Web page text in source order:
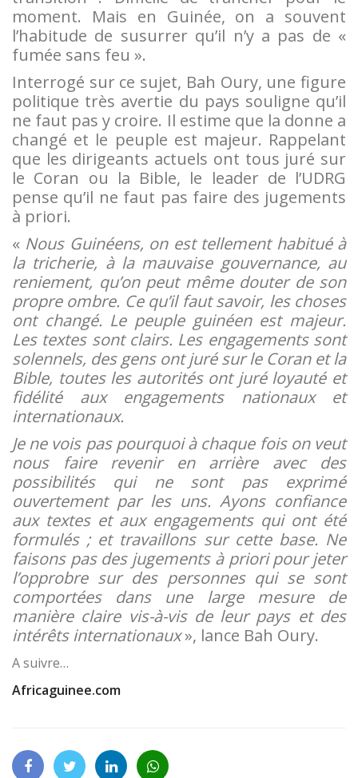
moment. Mais en Guinée, on a souvent
l’habitude de susurrer qu’il n’y a pas de «
fumée sans feu ».
Interrogé sur ce sujet, Bah Oury, une figure
politique très avertie du pays souligne qu’il
ne faut pas y croire. Il estime que la donne a
changé et le peuple est majeur. Rappelant
que les dirigeants actuels ont tous juré sur
le Coran ou la Bible, le leader de l’UDRG
pense qu’il ne faut pas faire des jugements
à priori.
« Nous Guinéens, on est tellement habitué à
la tricherie, à la mauvaise gouvernance, au
reniement, qu’on peut même douter de son
propre ombre. Ce qu’il faut savoir, les choses
ont changé. Le peuple guinéen est majeur.
Les textes sont clairs. Les engagements sont
solennels, des gens ont juré sur le Coran et la
Bible, toutes les autorités ont juré loyauté et
fidélité aux engagements nationaux et
internationaux.
Je ne vois pas pourquoi à chaque fois on veut
nous faire revenir en arrière avec des
possibilités qui ne sont pas exprimé
ouvertement par les uns. Ayons confiance
aux textes et aux engagements qui ont été
formulés ; et travaillons sur cette base. Ne
faisons pas des jugements à priori pour jeter
l’opprobre sur des personnes qui se sont
comportées dans une large mesure de
manière claire vis-à-vis de leur pays et des
intérêts internationaux», lance Bah Oury.
A suivre…
Africaguinee.com